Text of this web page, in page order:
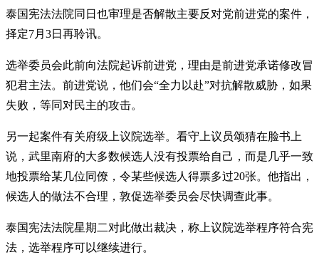
泰国宪法法院同日也审理是否解散主要反对党前进党的案件，
择定7月3日再聆讯。
选举委员会此前向法院起诉前进党，理由是前进党承诺修改冒
犯君主法。前进党说，他们会“全力以赴”对抗解散威胁，如果
失败，等同对民主的攻击。
另一起案件有关府级上议院选举。看守上议员颂猜在脸书上
说，武里南府的大多数候选人没有投票给自己，而是几乎一致
地投票给某几位同僚，令某些候选人得票多过20张。他指出，
候选人的做法不合理，敦促选举委员会尽快调查此事。
泰国宪法法院星期二对此做出裁决，称上议院选举程序符合宪
法，选举程序可以继续进行。